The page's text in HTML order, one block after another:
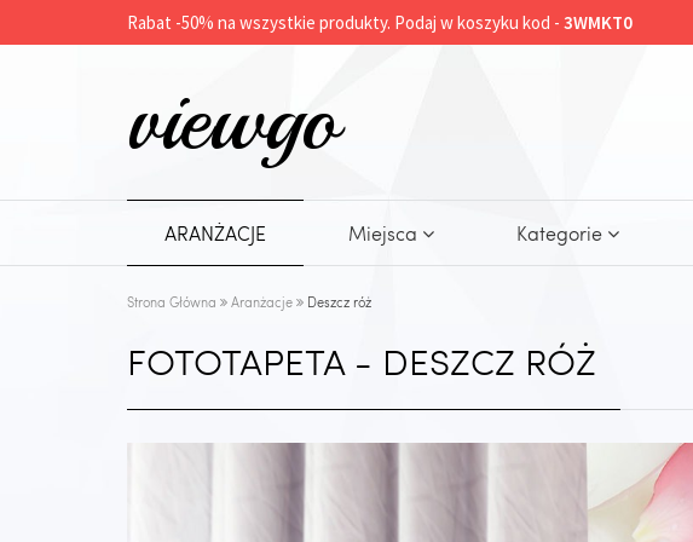
Rabat -50% na wszystkie produkty. Podaj w koszyku kod - 3WMKT0
viewgo
ARANŻACJE Miejsca Kategorie
Strona Główna Aranżacje Deszcz róż
FOTOTAPETA - DESZCZ RÓŻ